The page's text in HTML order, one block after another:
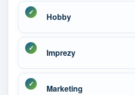
Hobby
Imprezy
Marketing